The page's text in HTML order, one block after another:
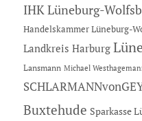
IHK Lüneburg-
Handelskammer Lüneburg-
Landkreis Harburg
Lansmann Michael
Buxtehude Sparkasse